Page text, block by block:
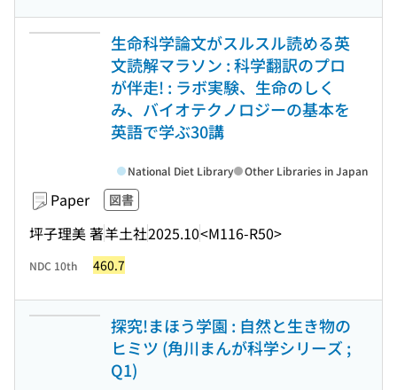
生命科学論文がスルスル読める英
文読解マラソン : 科学翻訳のプロ
が伴走! : ラボ実験、生命のしく
み、バイオテクノロジーの基本を
英語で学ぶ30講
Paper 図書
坪子理美 著羊土社2025.10<M116-R50>
National Diet Library Other Libraries in Japan
NDC 10th 460.7
探究!まほう学園 : 自然と生き物の
ヒミツ (角川まんが科学シリーズ ;
Q1)